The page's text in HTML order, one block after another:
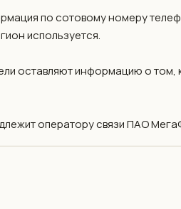
по сотовому номеру
используется.
оставляют информацию о том,
оператору связи ПАО